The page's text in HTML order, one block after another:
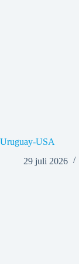
Uruguay-USA
29 juli 2026